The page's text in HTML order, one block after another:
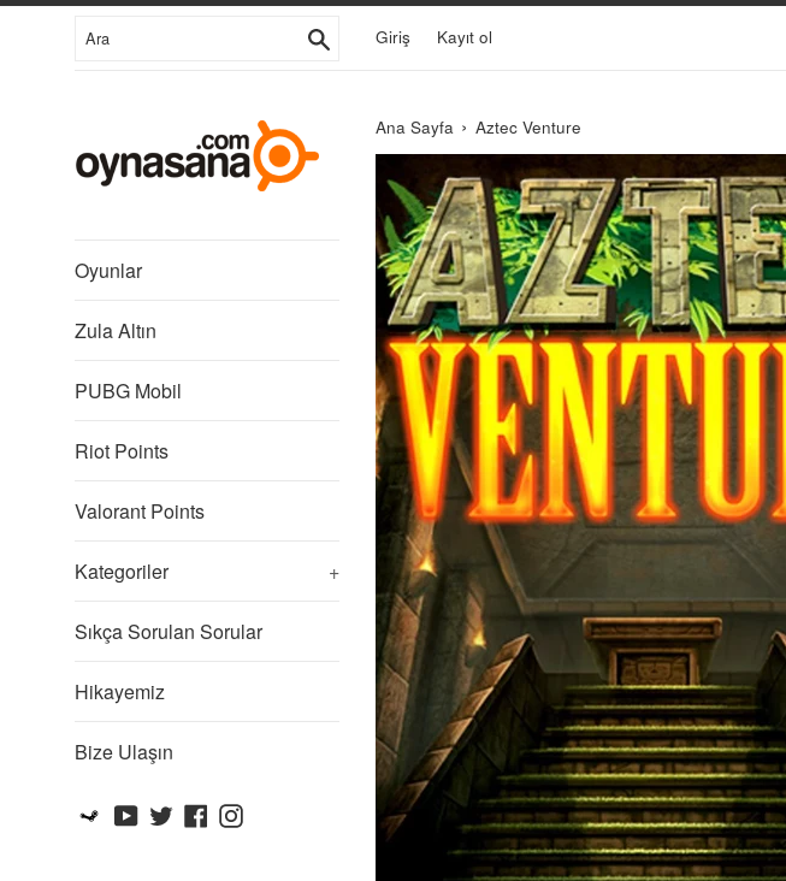
İçeriğe
Giriş Kayıt ol
Oyunlar
Zula Altın
PUBG Mobil
Riot Points
Valorant Points
Kategoriler +
Sıkça Sorulan Sorular
Hikayemiz
Bize Ulaşın
SteamYouTube
TwitterFacebook
Instagram
Ana Sayfa › Aztec Venture